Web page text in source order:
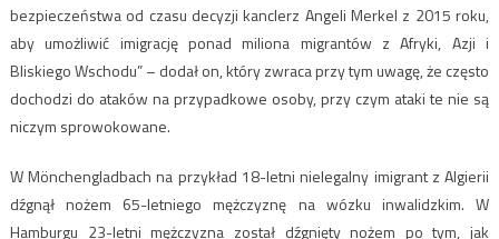
bezpieczeństwa od czasu decyzji kanclerz Angeli Merkel z 2015 roku,
aby umożliwić imigrację ponad miliona migrantów z Afryki, Azji i
Bliskiego Wschodu” – dodał on, który zwraca przy tym uwagę, że często
dochodzi do ataków na przypadkowe osoby, przy czym ataki te nie są
niczym sprowokowane.
W Mönchengladbach na przykład 18-letni nielegalny imigrant z Algierii
dźgnął nożem 65-letniego mężczyznę na wózku inwalidzkim. W
Hamburgu 23-letni mężczyzna został dźgnięty nożem po tym, jak